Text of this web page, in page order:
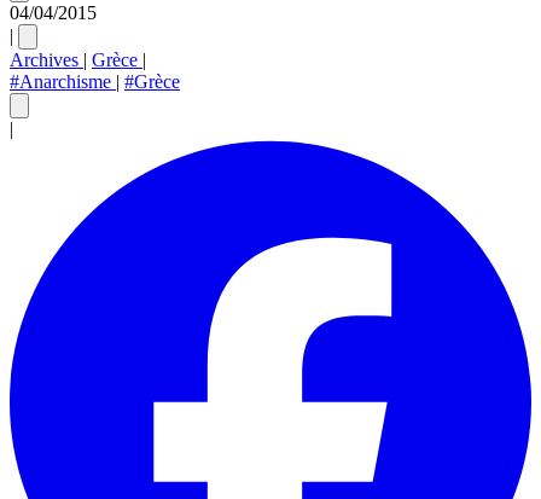
04/04/2015
|
Archives | Grèce |
#Anarchisme | #Grèce
|